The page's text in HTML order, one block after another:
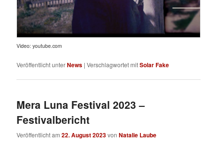
Video: youtube.com
Veröffentlicht unterNews |Verschlagwortet mitSolar Fake
Mera Luna Festival 2023 –
Festivalbericht
Veröffentlicht am22. August 2023vonNatalie Laube